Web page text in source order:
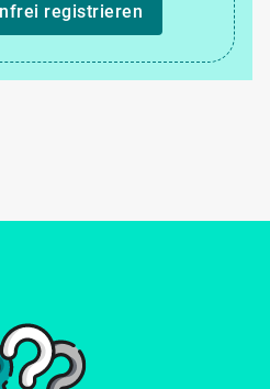
registrieren